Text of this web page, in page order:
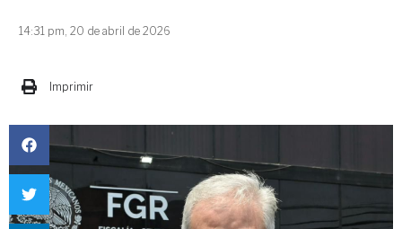
14:31 pm, 20 de abril de 2026
Imprimir